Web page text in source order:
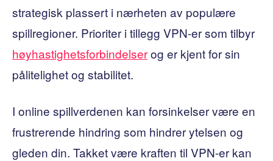
strategisk plassert i nærheten av populære
spillregioner. Prioriter i tillegg VPN-er som tilbyr
høyhastighetsforbindelserog er kjent for sin
pålitelighet og stabilitet.
I online spillverdenen kan forsinkelser være en
frustrerende hindring som hindrer ytelsen og
gleden din. Takket være kraften til VPN-er kan